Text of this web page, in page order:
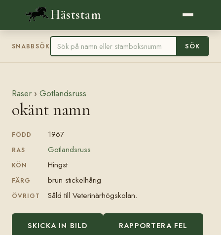
Häststam
SNABBSÖK SÖK
Raser › Gotlandsruss
okänt namn
FÖDD 1967
RAS Gotlandsruss
KÖN Hingst
FÄRG brun stickelhårig
ÖVRIGT Såld till Veterinärhögskolan.
SKICKA IN BILD RAPPORTERA FEL